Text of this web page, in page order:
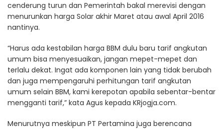
cenderung turun dan Pemerintah bakal merevisi dengan
menurunkan harga Solar akhir Maret atau awal April 2016
nantinya.
“Harus ada kestabilan harga BBM dulu baru tarif angkutan
umum bisa menyesuaikan, jangan mepet-mepet dan
terlalu dekat. Ingat ada komponen lain yang tidak berubah
dan juga mempengaruhi perhitungan tarif angkutan
umum selain BBM, kami kerepotan apabila sebentar-bentar
mengganti tarif,” kata Agus kepada KRjogja.com.
Menurutnya meskipun PT Pertamina juga berencana